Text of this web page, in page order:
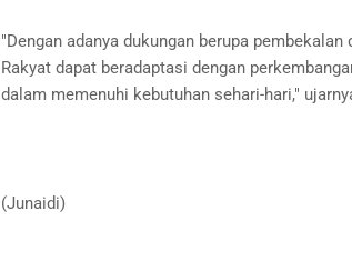
"Dengan adanya dukungan berupa
Rakyat dapat beradaptasi dengan
dalam memenuhi kebutuhan sehari-hari,"
(Junaidi)